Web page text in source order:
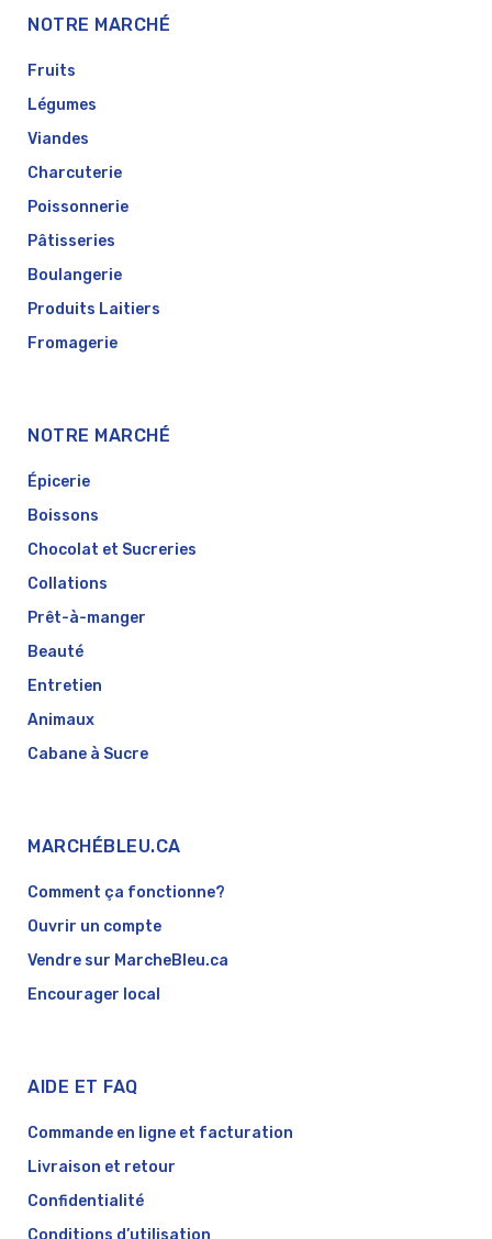
NOTRE MARCHÉ
Fruits
Légumes
Viandes
Charcuterie
Poissonnerie
Pâtisseries
Boulangerie
Produits Laitiers
Fromagerie
NOTRE MARCHÉ
Épicerie
Boissons
Chocolat et Sucreries
Collations
Prêt-à-manger
Beauté
Entretien
Animaux
Cabane à Sucre
MARCHÉBLEU.CA
Comment ça fonctionne?
Ouvrir un compte
Vendre sur MarcheBleu.ca
Encourager local
AIDE ET FAQ
Commande en ligne et facturation
Livraison et retour
Confidentialité
Conditions d’utilisation